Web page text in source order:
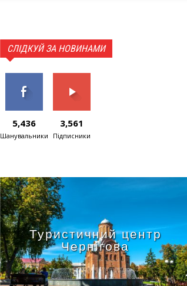
СЛІДКУЙ ЗА НОВИНАМИ
5,436
Шанувальники
3,561
Підписники
Туристичний центр
Чернігова